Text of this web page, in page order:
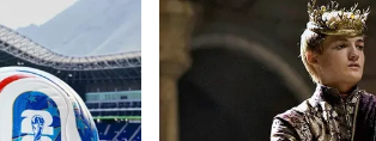
வீட்டில்